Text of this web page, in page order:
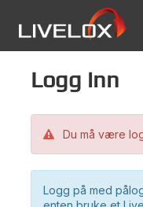
Logg inn
Du må være
Logg på med